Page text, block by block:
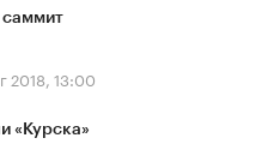
саммит
2018, 13:00
«Курска»